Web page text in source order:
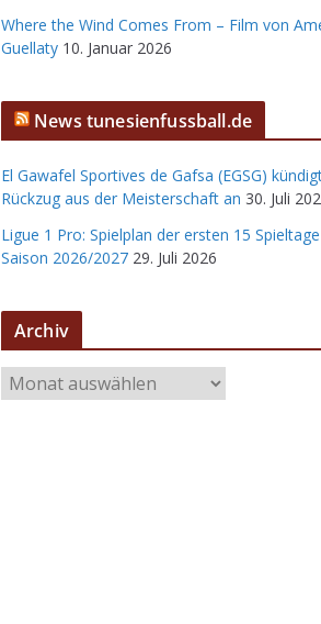
Where the Wind Comes From – Film von
Guellaty 10. Januar 2026
News tunesienfussball.de
El Gawafel Sportives de Gafsa (EGSG)
Rückzug aus der Meisterschaft an 30. Juli
Ligue 1 Pro: Spielplan der ersten 15
Saison 2026/2027 29. Juli 2026
Archiv
r